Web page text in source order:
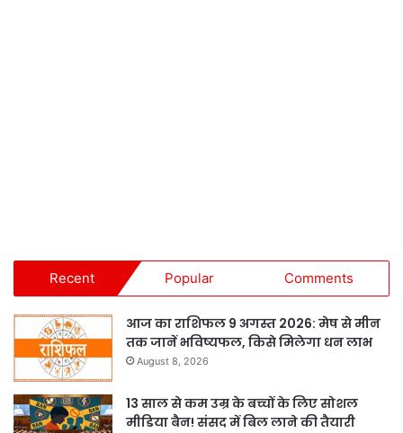
Recent Popular Comments
आज का राशिफल 9 अगस्त 2026: मेष से मीन
तक जानें भविष्यफल, किसे मिलेगा धन लाभ
August 8, 2026
13 साल से कम उम्र के बच्चों के लिए सोशल
मीडिया बैन! संसद में बिल लाने की तैयारी